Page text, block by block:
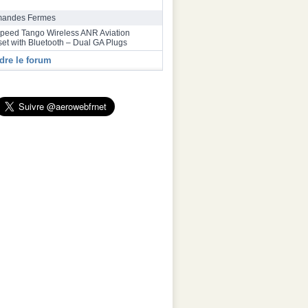
a inauguré une deuxième ligne
final de la famille A320 à Toulouse
Fermes
Tango Wireless ANR Aviation
with Bluetooth – Dual GA Plugs
le forum